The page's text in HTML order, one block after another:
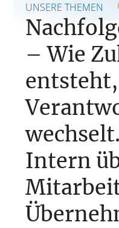
UNSERE THEMEN
– Wie
Intern